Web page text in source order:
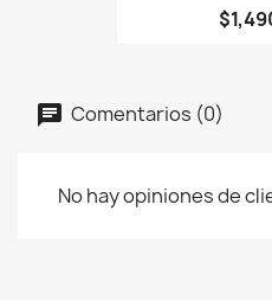
Comentarios (0)
No hay opiniones de